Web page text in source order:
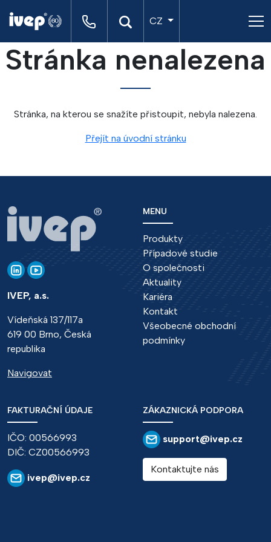
CZ
Stránka nenalezena
Stránka, na kterou se snažíte přistoupit, nebyla nalezena.
Přejít na úvodní stránku
IVEP, a.s.
Vídeňská 137/117a
619 00 Brno, Česká
republika
Navigovat
MENU
Produkty
Případové studie
O společnosti
Aktuality
Kariéra
Kontakt
Všeobecné obchodní
podmínky
FAKTURAČNÍ ÚDAJE
IČO: 00566993
DIČ: CZ00566993
ivep@ivep.cz
ZÁKAZNICKÁ PODPORA
support@ivep.cz
Kontaktujte nás